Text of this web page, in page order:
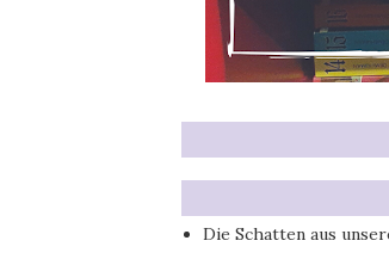
Die Schatten aus